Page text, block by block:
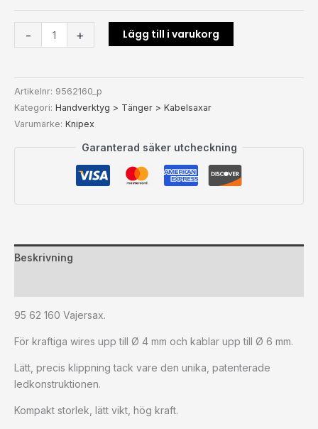
- + Lägg till i varukorg
Artikelnr: 9562160_p
Kategori: Handverktyg > Tänger > Kabelsaxar
Varumärke: Knipex
Garanterad säker utcheckning
Beskrivning
95 62 160 Vajersax.
För kraftiga wires upp till Ø 4 mm och kablar upp till Ø 6 mm.
Lätt, precis klippning tack vare den unika, patenterade
ledkonstruktionen.
Kompakt storlek, lätt vikt, hög kraft.